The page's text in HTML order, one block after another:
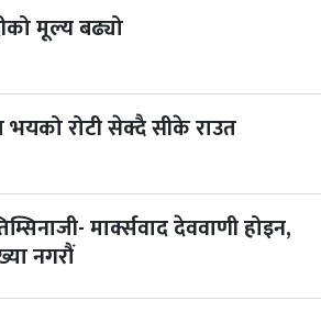
मूल्य बढ्यो
रोटी सेक्दै सीके राउत
मार्क्सवाद देववाणी होइन,
नगरौं